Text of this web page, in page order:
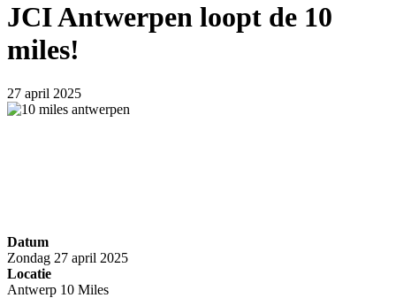
JCI Antwerpen loopt de 10
miles!
27 april 2025
Datum
Zondag 27 april 2025
Locatie
Antwerp 10 Miles